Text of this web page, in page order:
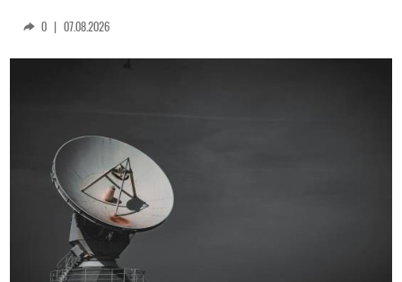
0 | 07.08.2026